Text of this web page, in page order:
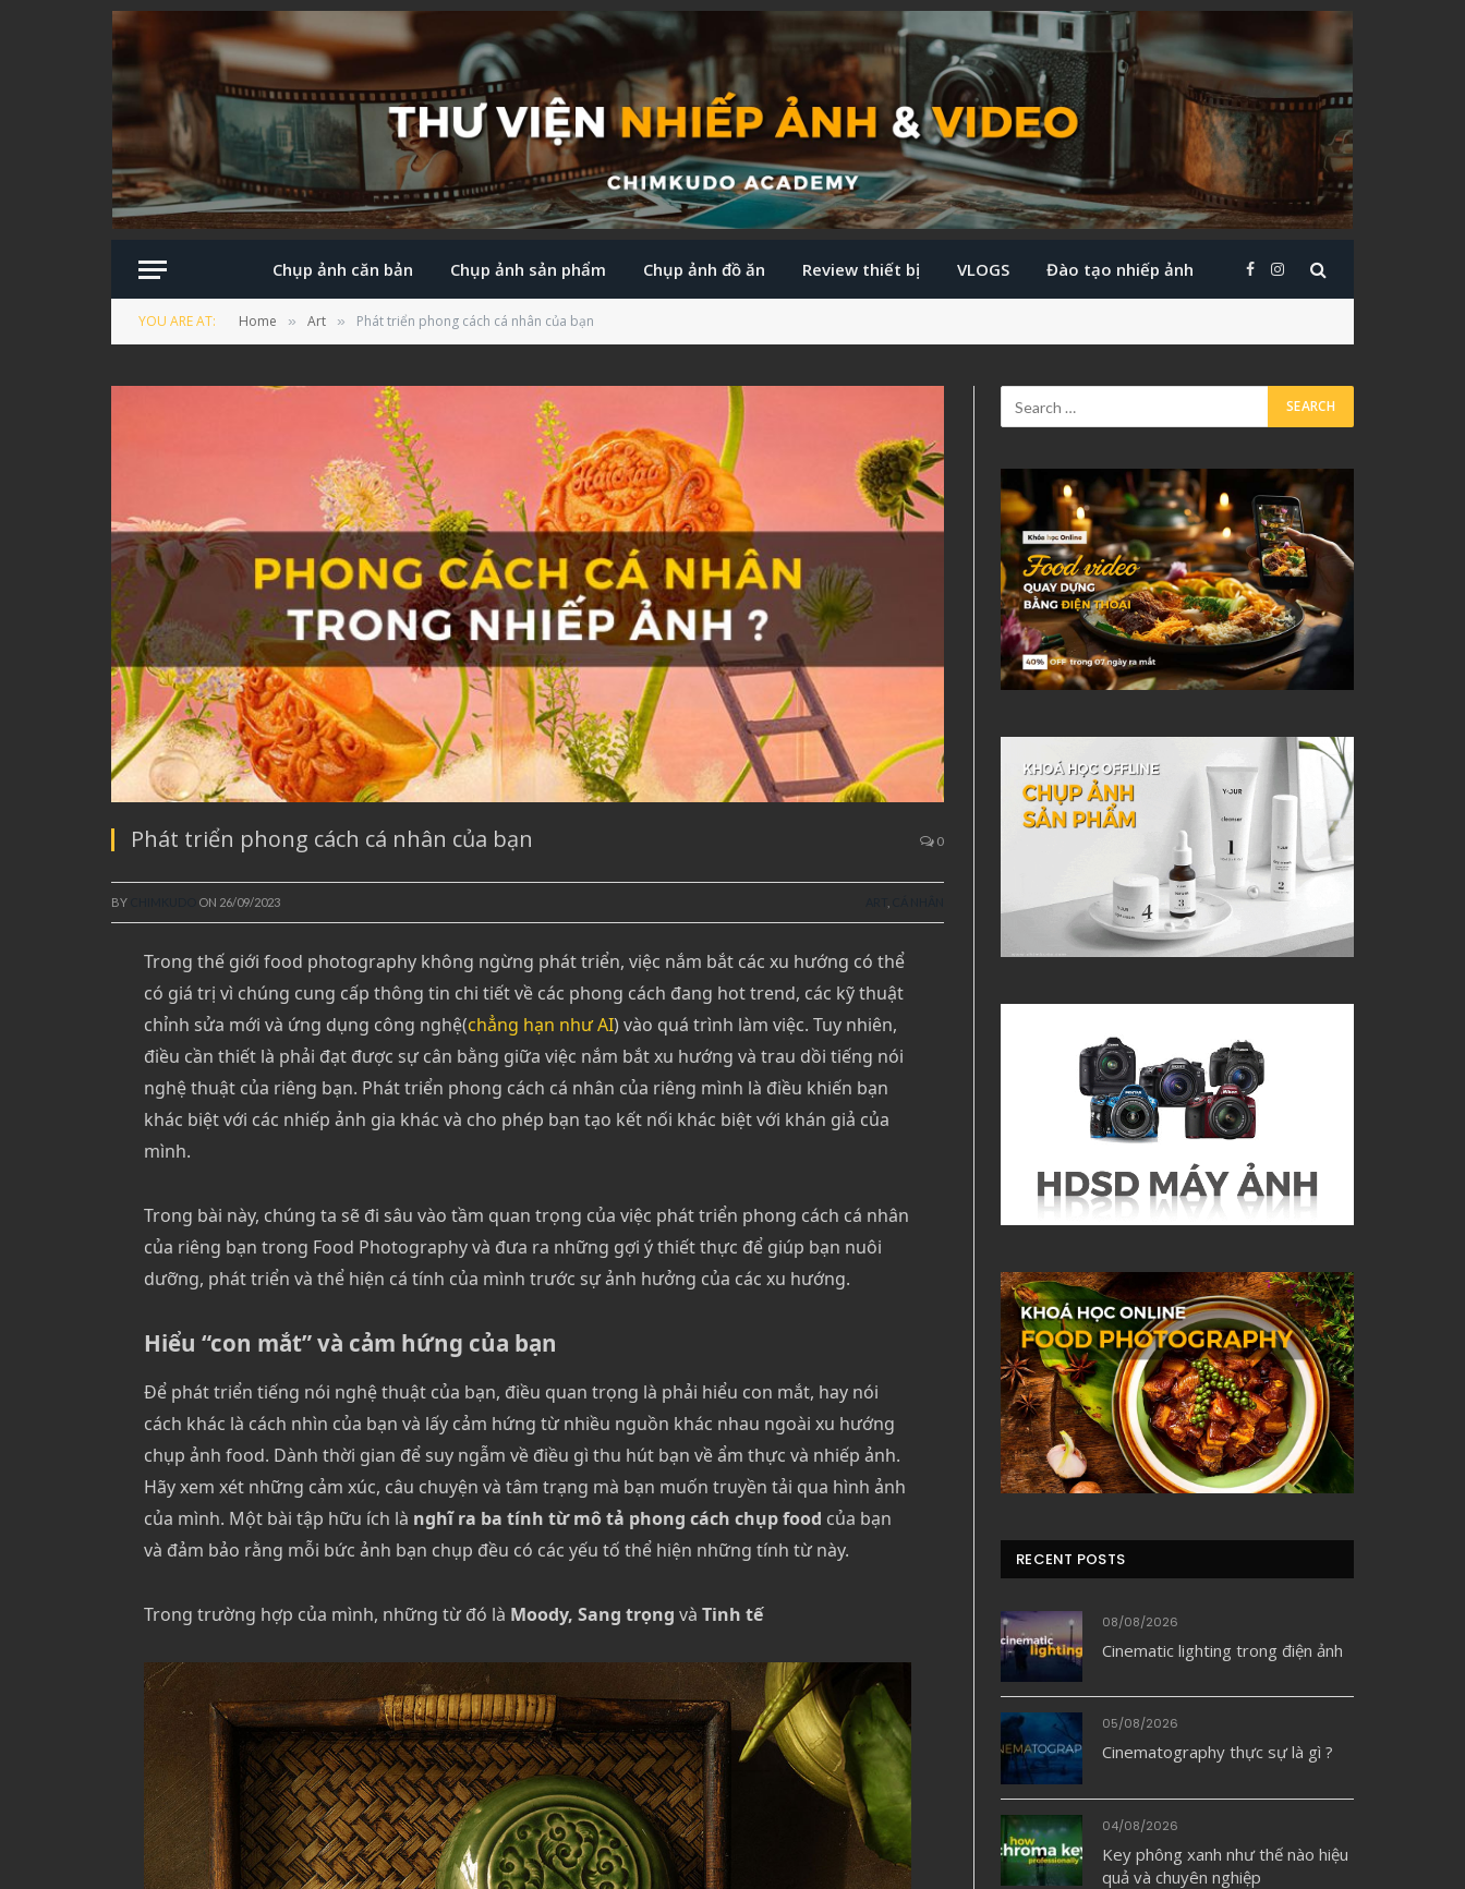
Chụp ảnh căn bản Chụp ảnh sản phẩm Chụp ảnh đồ ăn Review thiết bị VLOGS Đào tạo nhiếp ảnh Facebook
Instagram
YOU ARE AT: Home » Art » Phát triển phong cách cá nhân của bạn
Phát triển phong cách cá nhân của bạn 0
BY ON 26/09/2023
Trong thế giới food photography không ngừng phát triển, việc nắm bắt các xu hướng có thể
có giá trị vì chúng cung cấp thông tin chi tiết về các phong cách đang hot trend, các kỹ thuật
chỉnh sửa mới và ứng dụng công nghệ(chẳng hạn như AI) vào quá trình làm việc. Tuy nhiên,
điều cần thiết là phải đạt được sự cân bằng giữa việc nắm bắt xu hướng và trau dồi tiếng nói
nghệ thuật của riêng bạn. Phát triển phong cách cá nhân của riêng mình là điều khiến bạn
khác biệt với các nhiếp ảnh gia khác và cho phép bạn tạo kết nối khác biệt với khán giả của
mình.
Trong bài này, chúng ta sẽ đi sâu vào tầm quan trọng của việc phát triển phong cách cá nhân
của riêng bạn trong Food Photography và đưa ra những gợi ý thiết thực để giúp bạn nuôi
dưỡng, phát triển và thể hiện cá tính của mình trước sự ảnh hưởng của các xu hướng.
Hiểu “con mắt” và cảm hứng của bạn
Để phát triển tiếng nói nghệ thuật của bạn, điều quan trọng là phải hiểu con mắt, hay nói
cách khác là cách nhìn của bạn và lấy cảm hứng từ nhiều nguồn khác nhau ngoài xu hướng
chụp ảnh food. Dành thời gian để suy ngẫm về điều gì thu hút bạn về ẩm thực và nhiếp ảnh.
Hãy xem xét những cảm xúc, câu chuyện và tâm trạng mà bạn muốn truyền tải qua hình ảnh
của mình. Một bài tập hữu ích là nghĩ ra ba tính từ mô tả phong cách chụp food của bạn
và đảm bảo rằng mỗi bức ảnh bạn chụp đều có các yếu tố thể hiện những tính từ này.
Trong trường hợp của mình, những từ đó là Moody, Sang trọngvàTinh tế
RECENT POSTS
08/08/2026
Cinematic lighting trong điện ảnh
05/08/2026
Cinematography thực sự là gì ?
04/08/2026
Key phông xanh như thế nào hiệu
quả và chuyên nghiệp